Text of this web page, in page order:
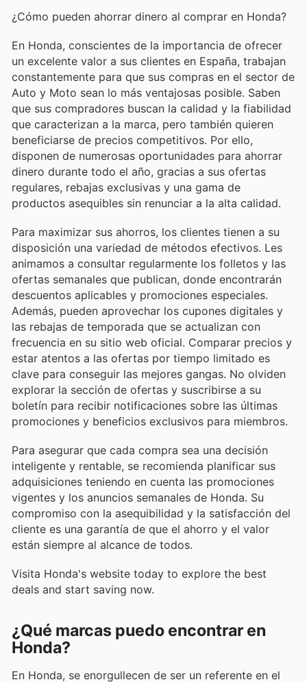
¿Cómo pueden ahorrar dinero al comprar en Honda?
En Honda, conscientes de la importancia de ofrecer
un excelente valor a sus clientes en España, trabajan
constantemente para que sus compras en el sector de
Auto y Moto sean lo más ventajosas posible. Saben
que sus compradores buscan la calidad y la fiabilidad
que caracterizan a la marca, pero también quieren
beneficiarse de precios competitivos. Por ello,
disponen de numerosas oportunidades para ahorrar
dinero durante todo el año, gracias a sus ofertas
regulares, rebajas exclusivas y una gama de
productos asequibles sin renunciar a la alta calidad.
Para maximizar sus ahorros, los clientes tienen a su
disposición una variedad de métodos efectivos. Les
animamos a consultar regularmente los folletos y las
ofertas semanales que publican, donde encontrarán
descuentos aplicables y promociones especiales.
Además, pueden aprovechar los cupones digitales y
las rebajas de temporada que se actualizan con
frecuencia en su sitio web oficial. Comparar precios y
estar atentos a las ofertas por tiempo limitado es
clave para conseguir las mejores gangas. No olviden
explorar la sección de ofertas y suscribirse a su
boletín para recibir notificaciones sobre las últimas
promociones y beneficios exclusivos para miembros.
Para asegurar que cada compra sea una decisión
inteligente y rentable, se recomienda planificar sus
adquisiciones teniendo en cuenta las promociones
vigentes y los anuncios semanales de Honda. Su
compromiso con la asequibilidad y la satisfacción del
cliente es una garantía de que el ahorro y el valor
están siempre al alcance de todos.
Visita Honda's website today to explore the best
deals and start saving now.
¿Qué marcas puedo encontrar en
Honda?
En Honda, se enorgullecen de ser un referente en el